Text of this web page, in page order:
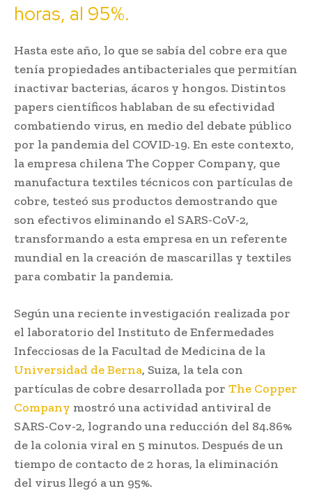
horas, al 95%.
Hasta este año, lo que se sabía del cobre era que
tenía propiedades antibacteriales que permitían
inactivar bacterias, ácaros y hongos. Distintos
papers científicos hablaban de su efectividad
combatiendo virus, en medio del debate público
por la pandemia del COVID-19. En este contexto,
la empresa chilena The Copper Company, que
manufactura textiles técnicos con partículas de
cobre, testeó sus productos demostrando que
son efectivos eliminando el SARS-CoV-2,
transformando a esta empresa en un referente
mundial en la creación de mascarillas y textiles
para combatir la pandemia.
Según una reciente investigación realizada por
el laboratorio del Instituto de Enfermedades
Infecciosas de la Facultad de Medicina de la
Universidad de Berna, Suiza, la tela con
partículas de cobre desarrollada por The Copper
Company mostró una actividad antiviral de
SARS-Cov-2, logrando una reducción del 84.86%
de la colonia viral en 5 minutos. Después de un
tiempo de contacto de 2 horas, la eliminación
del virus llegó a un 95%.